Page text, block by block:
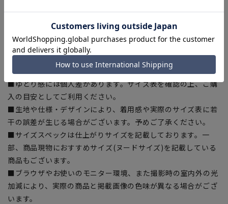
【商品に関するご注意】
■商品画像はサンプルのため、色味やサイズ等の仕様に変更が
ある場合がございますので、予めご了承ください。
■ゆとり感には個人差があります。サイズ表を確認の上、ご購
入の目安としてご利用ください。
■生地や仕様・デザインにより、着用感や実際のサイズ表に若
干の誤差が生じる場合がございます。予めご了承ください。
■サイズスペックは仕上がりサイズを記載しております。一
部、商品現物におすすめサイズ(ヌードサイズ)を記載している
商品もございます。
■ブラウザやお使いのモニター環境、また撮影時の室内外の光
加減により、実際の商品と掲載画像の色味が異なる場合がござ
います。